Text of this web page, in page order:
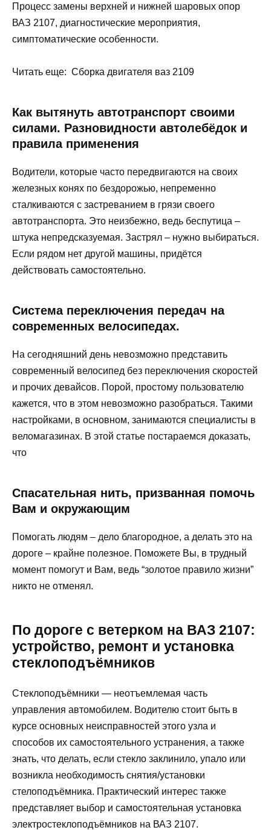
Процесс замены верхней и нижней шаровых опор
ВАЗ 2107, диагностические мероприятия,
симптоматические особенности.
Читать еще: Сборка двигателя ваз 2109
Как вытянуть автотранспорт своими
силами. Разновидности автолебёдок и
правила применения
Водители, которые часто передвигаются на своих
железных конях по бездорожью, непременно
сталкиваются с застреванием в грязи своего
автотранспорта. Это неизбежно, ведь беспутица –
штука непредсказуемая. Застрял – нужно выбираться.
Если рядом нет другой машины, придётся
действовать самостоятельно.
Система переключения передач на
современных велосипедах.
На сегодняшний день невозможно представить
современный велосипед без переключения скоростей
и прочих девайсов. Порой, простому пользователю
кажется, что в этом невозможно разобраться. Такими
настройками, в основном, занимаются специалисты в
веломагазинах. В этой статье постараемся доказать,
что
Спасательная нить, призванная помочь
Вам и окружающим
Помогать людям – дело благородное, а делать это на
дороге – крайне полезное. Поможете Вы, в трудный
момент помогут и Вам, ведь “золотое правило жизни”
никто не отменял.
По дороге с ветерком на ВАЗ 2107:
устройство, ремонт и установка
стеклоподъёмников
Стеклоподъёмники — неотъемлемая часть
управления автомобилем. Водителю стоит быть в
курсе основных неисправностей этого узла и
способов их самостоятельного устранения, а также
знать, что делать, если стекло заклинило, упало или
возникла необходимость снятия/установки
стелоподъёмника. Практический интерес также
представляет выбор и самостоятельная установка
электростеклоподъёмников на ВАЗ 2107.